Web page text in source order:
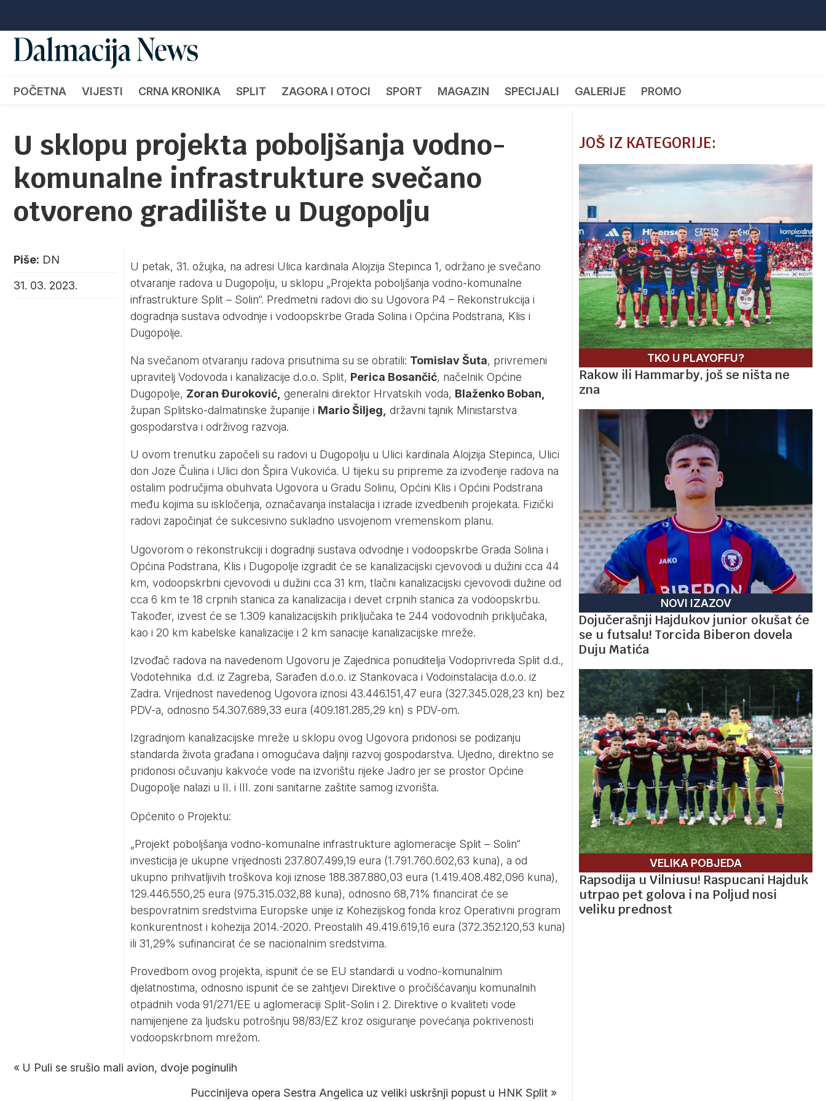
POČETNA VIJESTI CRNA KRONIKA SPLIT ZAGORA I OTOCI SPORT MAGAZIN SPECIJALI GALERIJE PROMO
U sklopu projekta poboljšanja vodno-
komunalne infrastrukture svečano
otvoreno gradilište u Dugopolju
Piše: DN
31. 03. 2023.
U petak, 31. ožujka, na adresi Ulica kardinala Alojzija Stepinca 1, održano je svečano
otvaranje radova u Dugopolju, u sklopu „Projekta poboljšanja vodno-komunalne
infrastrukture Split – Solin“. Predmetni radovi dio su Ugovora P4 – Rekonstrukcija i
dogradnja sustava odvodnje i vodoopskrbe Grada Solina i Općina Podstrana, Klis i
Dugopolje.
Na svečanom otvaranju radova prisutnima su se obratili: Tomislav Šuta, privremeni
upravitelj Vodovoda i kanalizacije d.o.o. Split, Perica Bosančić, načelnik Općine
Dugopolje, Zoran Đuroković, generalni direktor Hrvatskih voda, Blaženko Boban,
župan Splitsko-dalmatinske županije i Mario Šiljeg, državni tajnik Ministarstva
gospodarstva i održivog razvoja.
U ovom trenutku započeli su radovi u Dugopolju u Ulici kardinala Alojzija Stepinca, Ulici
don Joze Čulina i Ulici don Špira Vukovića. U tijeku su pripreme za izvođenje radova na
ostalim područjima obuhvata Ugovora u Gradu Solinu, Općini Klis i Općini Podstrana
među kojima su iskločenja, označavanja instalacija i izrade izvedbenih projekata. Fizički
radovi započinjat će sukcesivno sukladno usvojenom vremenskom planu.
Ugovorom o rekonstrukciji i dogradnji sustava odvodnje i vodoopskrbe Grada Solina i
Općina Podstrana, Klis i Dugopolje izgradit će se kanalizacijski cjevovodi u dužini cca 44
km, vodoopskrbni cjevovodi u dužini cca 31 km, tlačni kanalizacijski cjevovodi dužine od
cca 6 km te 18 crpnih stanica za kanalizacija i devet crpnih stanica za vodoopskrbu.
Također, izvest će se 1.309 kanalizacijskih priključaka te 244 vodovodnih priključaka,
kao i 20 km kabelske kanalizacije i 2 km sanacije kanalizacijske mreže.
Izvođač radova na navedenom Ugovoru je Zajednica ponuditelja Vodoprivreda Split d.d.,
Vodotehnika d.d. iz Zagreba, Sarađen d.o.o. iz Stankovaca i Vodoinstalacija d.o.o. iz
Zadra. Vrijednost navedenog Ugovora iznosi 43.446.151,47 eura (327.345.028,23 kn) bez
PDV-a, odnosno 54.307.689,33 eura (409.181.285,29 kn) s PDV-om.
Izgradnjom kanalizacijske mreže u sklopu ovog Ugovora pridonosi se podizanju
standarda života građana i omogućava daljnji razvoj gospodarstva. Ujedno, direktno se
pridonosi očuvanju kakvoće vode na izvorištu rijeke Jadro jer se prostor Općine
Dugopolje nalazi u II. i III. zoni sanitarne zaštite samog izvorišta.
Općenito o Projektu:
„Projekt poboljšanja vodno-komunalne infrastrukture aglomeracije Split – Solin“
investicija je ukupne vrijednosti 237.807.499,19 eura (1.791.760.602,63 kuna), a od
ukupno prihvatljivih troškova koji iznose 188.387.880,03 eura (1.419.408.482,096 kuna),
129.446.550,25 eura (975.315.032,88 kuna), odnosno 68,71% financirat će se
bespovratnim sredstvima Europske unije iz Kohezijskog fonda kroz Operativni program
konkurentnost i kohezija 2014.-2020. Preostalih 49.419.619,16 eura (372.352.120,53 kuna)
ili 31,29% sufinancirat će se nacionalnim sredstvima.
Provedbom ovog projekta, ispunit će se EU standardi u vodno-komunalnim
djelatnostima, odnosno ispunit će se zahtjevi Direktive o pročišćavanju komunalnih
otpadnih voda 91/271/EE u aglomeraciji Split-Solin i 2. Direktive o kvaliteti vode
namijenjene za ljudsku potrošnju 98/83/EZ kroz osiguranje povećanja pokrivenosti
vodoopskrbnom mrežom.
« U Puli se srušio mali avion, dvoje poginulih
Puccinijeva opera Sestra Angelica uz veliki uskršnji popust u HNK Split »
JOŠ IZ KATEGORIJE:
TKO U PLAYOFFU?
Rakow ili Hammarby, još se ništa ne
zna
NOVI IZAZOV
Dojučerašnji Hajdukov junior okušat će
se u futsalu! Torcida Biberon dovela
Duju Matića
VELIKA POBJEDA
Rapsodija u Vilniusu! Raspucani Hajduk
utrpao pet golova i na Poljud nosi
veliku prednost